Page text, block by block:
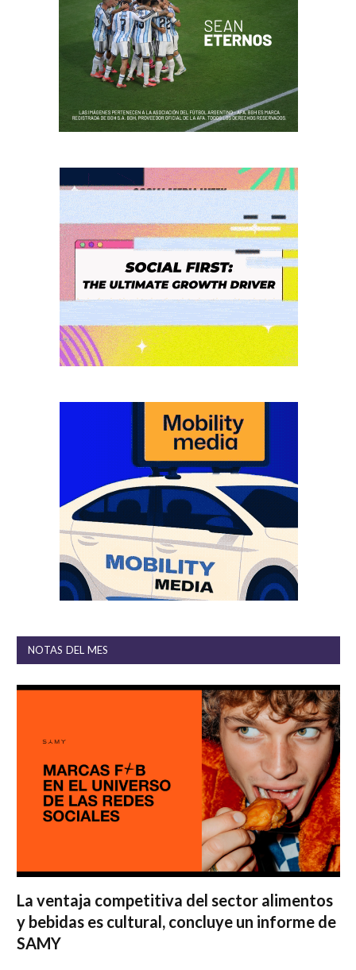
NOTAS DEL MES
La ventaja competitiva del sector alimentos
y bebidas es cultural, concluye un informe de
SAMY